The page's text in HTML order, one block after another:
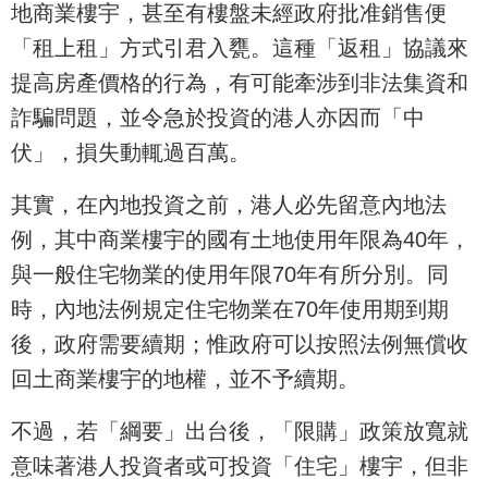
地商業樓宇，甚至有樓盤未經政府批准銷售便
「租上租」方式引君入甕。這種「返租」協議來
提高房產價格的行為，有可能牽涉到非法集資和
詐騙問題，並令急於投資的港人亦因而「中
伏」，損失動輒過百萬。
其實，在內地投資之前，港人必先留意內地法
例，其中商業樓宇的國有土地使用年限為40年，
與一般住宅物業的使用年限70年有所分別。同
時，內地法例規定住宅物業在70年使用期到期
後，政府需要續期；惟政府可以按照法例無償收
回土商業樓宇的地權，並不予續期。
不過，若「綱要」出台後，「限購」政策放寬就
意味著港人投資者或可投資「住宅」樓宇，但非